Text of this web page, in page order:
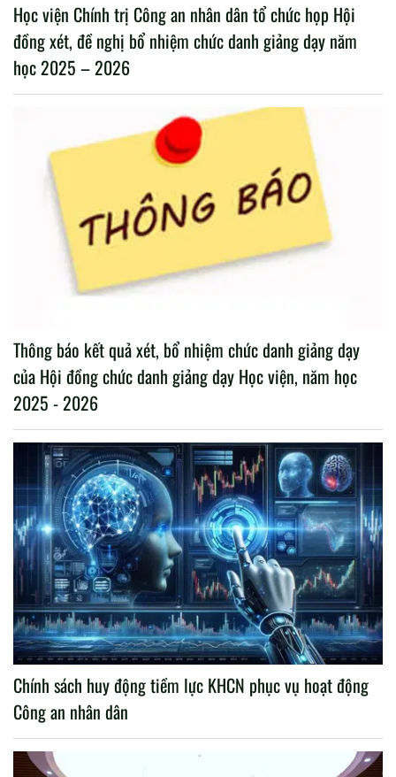
Học viện Chính trị Công an nhân dân tổ chức họp Hội
đồng xét, đề nghị bổ nhiệm chức danh giảng dạy năm
học 2025 – 2026
Thông báo kết quả xét, bổ nhiệm chức danh giảng dạy
của Hội đồng chức danh giảng dạy Học viện, năm học
2025 - 2026
Chính sách huy động tiềm lực KHCN phục vụ hoạt động
Công an nhân dân